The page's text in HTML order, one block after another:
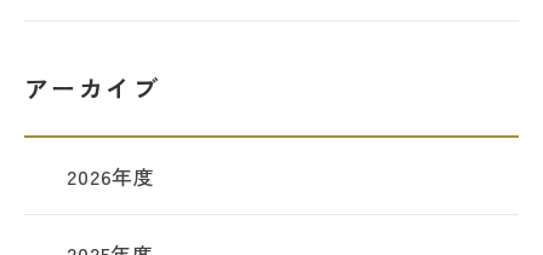
アーカイブ
2026年度